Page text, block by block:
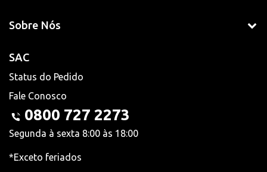
Sobre Nós
SAC
Status do Pedido
Fale Conosco
0800 727 2273
Segunda à sexta 8:00 às 18:00
*Exceto feriados